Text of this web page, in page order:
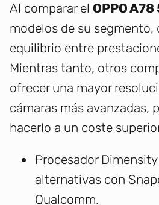
Al comparar el OPPO A78
modelos de su segmento,
equilibrio entre
Mientras tanto, otros
ofrecer una mayor
cámaras más avanzadas,
hacerlo a un coste
Procesador
alternativas con
Qualcomm.